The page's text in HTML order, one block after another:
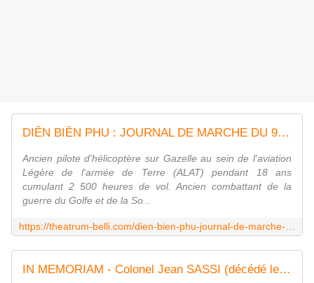
DIÊN BIÊN PHU : JOURNAL DE MARCHE DU 9 JANVIER 1954
Ancien pilote d'hélicoptère sur Gazelle au sein de l'aviation
Légère de l'armée de Terre (ALAT) pendant 18 ans
cumulant 2 500 heures de vol. Ancien combattant de la
guerre du Golfe et de la So...
IN MEMORIAM - Colonel Jean SASSI (décédé le 9 janvier 2009)